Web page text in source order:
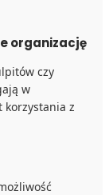
organizację
czy
w
korzystania z